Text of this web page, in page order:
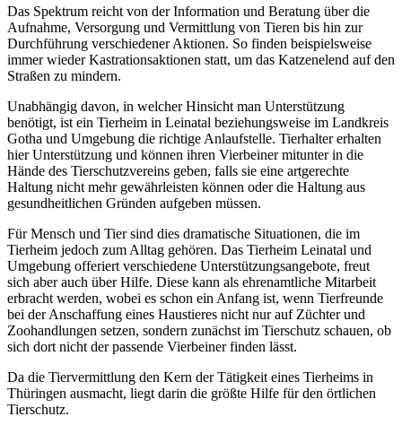
Das Spektrum reicht von der Information und Beratung über die
Aufnahme, Versorgung und Vermittlung von Tieren bis hin zur
Durchführung verschiedener Aktionen. So finden beispielsweise
immer wieder Kastrationsaktionen statt, um das Katzenelend auf den
Straßen zu mindern.
Unabhängig davon, in welcher Hinsicht man Unterstützung
benötigt, ist ein Tierheim in Leinatal beziehungsweise im Landkreis
Gotha und Umgebung die richtige Anlaufstelle. Tierhalter erhalten
hier Unterstützung und können ihren Vierbeiner mitunter in die
Hände des Tierschutzvereins geben, falls sie eine artgerechte
Haltung nicht mehr gewährleisten können oder die Haltung aus
gesundheitlichen Gründen aufgeben müssen.
Für Mensch und Tier sind dies dramatische Situationen, die im
Tierheim jedoch zum Alltag gehören. Das Tierheim Leinatal und
Umgebung offeriert verschiedene Unterstützungsangebote, freut
sich aber auch über Hilfe. Diese kann als ehrenamtliche Mitarbeit
erbracht werden, wobei es schon ein Anfang ist, wenn Tierfreunde
bei der Anschaffung eines Haustieres nicht nur auf Züchter und
Zoohandlungen setzen, sondern zunächst im Tierschutz schauen, ob
sich dort nicht der passende Vierbeiner finden lässt.
Da die Tiervermittlung den Kern der Tätigkeit eines Tierheims in
Thüringen ausmacht, liegt darin die größte Hilfe für den örtlichen
Tierschutz.